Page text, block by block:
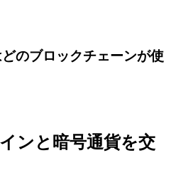
のブロックチェーンが使
ンと暗号通貨を交